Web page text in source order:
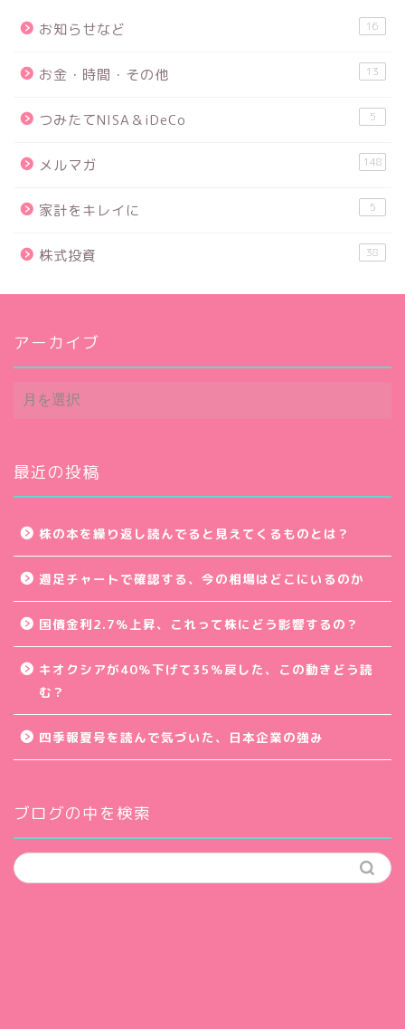
お知らせなど 16
お金・時間・その他 13
つみたてNISA＆iDeCo 5
メルマガ 148
家計をキレイに 5
株式投資 38
アーカイブ
ア
ー
ブ
最近の投稿
株の本を繰り返し読んでると見えてくるものとは？
週足チャートで確認する、今の相場はどこにいるのか
国債金利2.7％上昇、これって株にどう影響するの？
キオクシアが40％下げて35％戻した、この動きどう読
む？
四季報夏号を読んで気づいた、日本企業の強み
ブログの中を検索